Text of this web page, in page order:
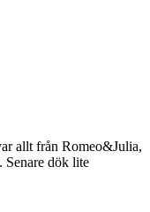
allt från Romeo&Julia,
Senare dök lite